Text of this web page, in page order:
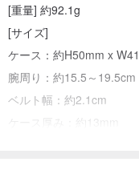
[重量] 約92.1g
[サイズ]
ケース：約H50mm x
腕周り：約15.5～19.5cm
ベルト幅：約2.1cm
ケース厚み：約13mm